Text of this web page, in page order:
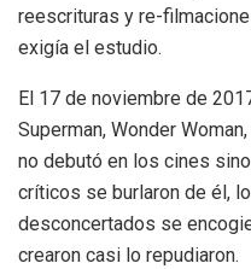
reescrituras y re-
exigía el estudio.
El 17 de noviembre de
Superman, Wonder
no debutó en los cines
críticos se burlaron de él,
desconcertados se
crearon casi lo repudiaron.